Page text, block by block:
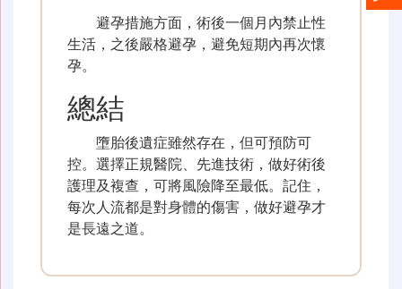
避孕措施方面，術後一個月內禁止性
生活，之後嚴格避孕，避免短期內再次懷
孕。
總結
墮胎後遺症雖然存在，但可預防可
控。選擇正規醫院、先進技術，做好術後
護理及複查，可將風險降至最低。記住，
每次人流都是對身體的傷害，做好避孕才
是長遠之道。